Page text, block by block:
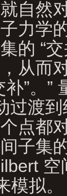
自然
力学
的 “
从而
”。”
过渡
点都
子集
空
模拟。